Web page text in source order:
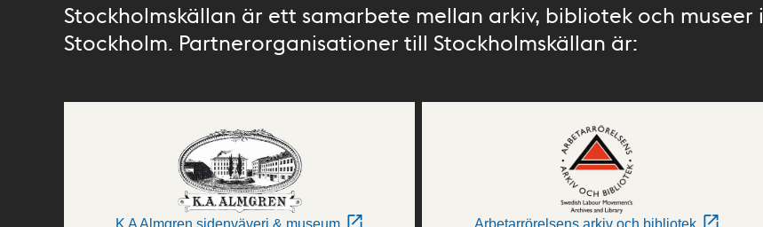
Stockholmskällan är ett samarbete mellan arkiv, bibliotek och museer i
Stockholm. Partnerorganisationer till Stockholmskällan är:
K A Almgren sidenväveri & museum Arbetarrörelsens arkiv och bibliotek